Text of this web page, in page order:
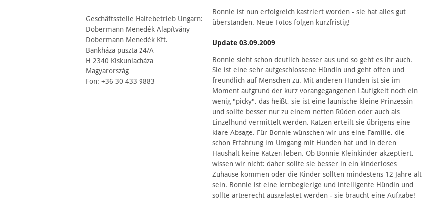
Geschäftsstelle Haltebetrieb Ungarn:
Dobermann Menedék Alapítvány
Dobermann Menedék Kft.
Bankháza puszta 24/A
H 2340 Kiskunlacháza
Magyarország
Fon: +36 30 433 9883
Bonnie ist nun erfolgreich kastriert worden - sie hat alles gut
überstanden. Neue Fotos folgen kurzfristig!
Update 03.09.2009
Bonnie sieht schon deutlich besser aus und so geht es ihr auch.
Sie ist eine sehr aufgeschlossene Hündin und geht offen und
freundlich auf Menschen zu. Mit anderen Hunden ist sie im
Moment aufgrund der kurz vorangegangenen Läufigkeit noch ein
wenig "picky", das heißt, sie ist eine launische kleine Prinzessin
und sollte besser nur zu einem netten Rüden oder auch als
Einzelhund vermittelt werden. Katzen erteilt sie übrigens eine
klare Absage. Für Bonnie wünschen wir uns eine Familie, die
schon Erfahrung im Umgang mit Hunden hat und in deren
Haushalt keine Katzen leben. Ob Bonnie Kleinkinder akzeptiert,
wissen wir nicht: daher sollte sie besser in ein kinderloses
Zuhause kommen oder die Kinder sollten mindestens 12 Jahre alt
sein. Bonnie ist eine lernbegierige und intelligente Hündin und
sollte artgerecht ausgelastet werden - sie braucht eine Aufgabe!